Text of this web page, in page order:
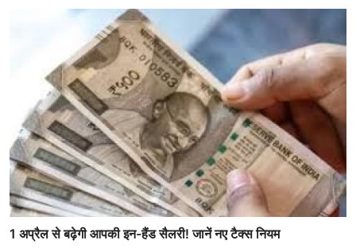
1 अप्रैल से बढ़ेगी आपकी इन-हैंड सैलरी! जानें नए टैक्स नियम